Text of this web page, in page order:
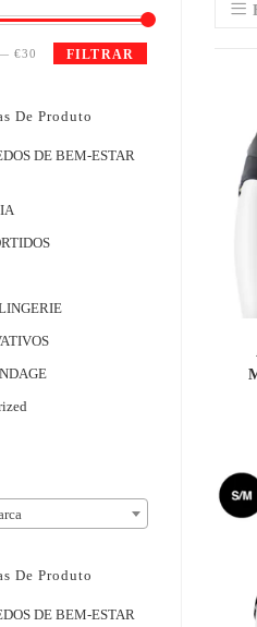
FILTRAR
€30
De Produto
DE BEM-ESTAR
De Produto
DE BEM-ESTAR